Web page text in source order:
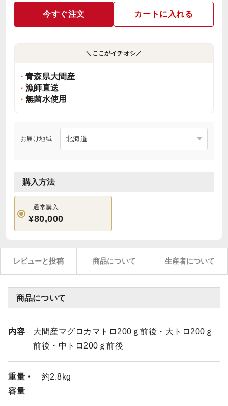
今すぐ注文 カートに入れる
＼ここがイチオシ／
青森県大間産
漁師直送
無菌水使用
お届け地域
購入方法
通常購入
¥80,000
レビューと投稿 商品について 生産者について
商品について
内容
大間産マグロカマトロ200ｇ前後・大トロ200ｇ
前後・中トロ200ｇ前後
重量・
容量
約2.8kg